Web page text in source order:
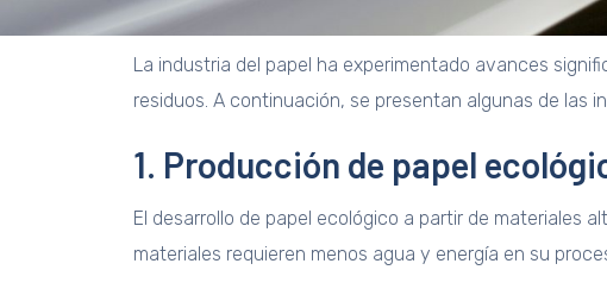
La industria del papel ha experimentado avances
residuos. A continuación, se presentan algunas de las
1. Producción de papel
El desarrollo de papel ecológico a partir de materiales
materiales requieren menos agua y energía en su